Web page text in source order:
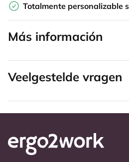
Totalmente personalizable
Más información
Veelgestelde vragen